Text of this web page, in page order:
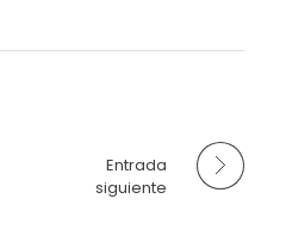
Entrada
siguiente